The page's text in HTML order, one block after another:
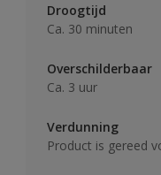
Droogtijd
Ca. 30 minuten
Overschilderbaar
Ca. 3 uur
Verdunning
Product is gereed